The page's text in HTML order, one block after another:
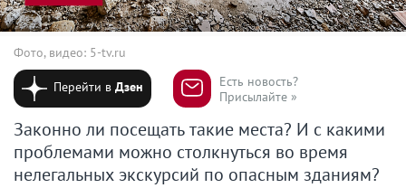
Фото, видео: 5-tv.ru
Перейти вДзен
Есть новость?
Присылайте »
Законно ли посещать такие места? И с какими
проблемами можно столкнуться во время
нелегальных экскурсий по опасным зданиям?